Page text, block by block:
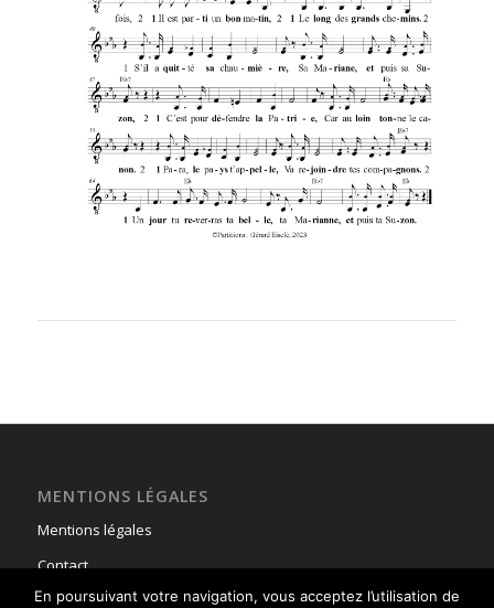
MENTIONS LÉGALES
Mentions légales
Contact
En poursuivant votre navigation, vous acceptez l’utilisation de